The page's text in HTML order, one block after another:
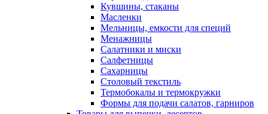
Кувшины, стаканы
Масленки
Мельницы, емкости для специй
Менажницы
Салатники и миски
Салфетницы
Сахарницы
Столовый текстиль
Термобокалы и термокружки
Формы для подачи салатов, гарниров